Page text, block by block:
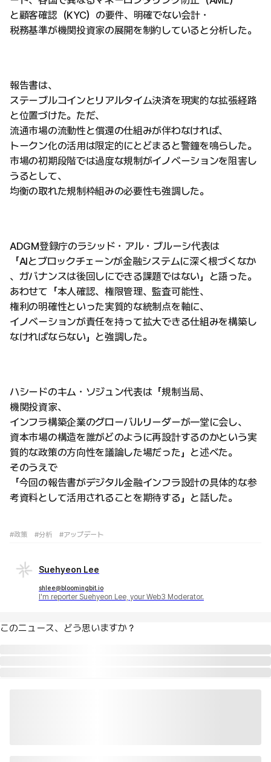
と顧客確認（KYC）の要件、明確でない会計・
税務基準が機関投資家の展開を制約していると分析した。
報告書は、
ステーブルコインとリアルタイム決済を現実的な拡張経路
と位置づけた。ただ、
流通市場の流動性と償還の仕組みが伴わなければ、
トークン化の活用は限定的にとどまると警鐘を鳴らした。
市場の初期段階では過度な規制がイノベーションを阻害し
うるとして、
均衡の取れた規制枠組みの必要性も強調した。
ADGM登録庁のラシッド・アル・ブルーシ代表は
「AIとブロックチェーンが金融システムに深く根づくなか
、ガバナンスは後回しにできる課題ではない」と語った。
あわせて「本人確認、権限管理、監査可能性、
権利の明確性といった実質的な統制点を軸に、
イノベーションが責任を持って拡大できる仕組みを構築し
なければならない」と強調した。
ハシードのキム・ソジュン代表は「規制当局、
機関投資家、
インフラ構築企業のグローバルリーダーが一堂に会し、
資本市場の構造を誰がどのように再設計するのかという実
質的な政策の方向性を議論した場だった」と述べた。
そのうえで
「今回の報告書がデジタル金融インフラ設計の具体的な参
考資料として活用されることを期待する」と話した。
#政策 #分析 #アップデート
Suehyeon Lee
shlee@bloomingbit.io
I'm reporter Suehyeon Lee, your Web3 Moderator.
このニュース、どう思いますか？